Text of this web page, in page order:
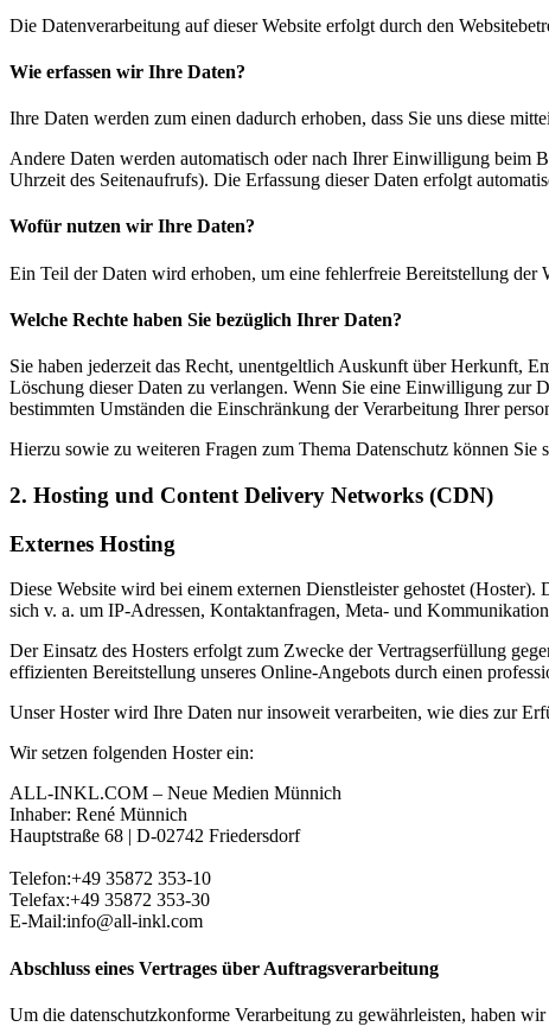
Die Datenverarbeitung auf dieser Website erfolgt durch den
Wie erfassen wir Ihre Daten?
Ihre Daten werden zum einen dadurch erhoben, dass Sie uns diese
Andere Daten werden automatisch oder nach Ihrer Einwilligung beim
Uhrzeit des Seitenaufrufs). Die Erfassung dieser Daten erfolgt
Wofür nutzen wir Ihre Daten?
Ein Teil der Daten wird erhoben, um eine fehlerfreie Bereitstellung der
Welche Rechte haben Sie bezüglich Ihrer Daten?
Sie haben jederzeit das Recht, unentgeltlich Auskunft über Herkunft,
Löschung dieser Daten zu verlangen. Wenn Sie eine Einwilligung zur
bestimmten Umständen die Einschränkung der Verarbeitung Ihrer
Hierzu sowie zu weiteren Fragen zum Thema Datenschutz können Sie
2. Hosting und Content Delivery Networks (CDN)
Externes Hosting
Diese Website wird bei einem externen Dienstleister gehostet (Hoster).
sich v. a. um IP-Adressen, Kontaktanfragen, Meta- und
Der Einsatz des Hosters erfolgt zum Zwecke der Vertragserfüllung
effizienten Bereitstellung unseres Online-Angebots durch einen
Unser Hoster wird Ihre Daten nur insoweit verarbeiten, wie dies zur
Wir setzen folgenden Hoster ein:
ALL-INKL.COM – Neue Medien Münnich
Inhaber: René Münnich
Hauptstraße 68 | D-02742 Friedersdorf
Telefon:+49 35872 353-10
Telefax:+49 35872 353-30
E-Mail:info@all-inkl.com
Abschluss eines Vertrages über Auftragsverarbeitung
Um die datenschutzkonforme Verarbeitung zu gewährleisten, haben